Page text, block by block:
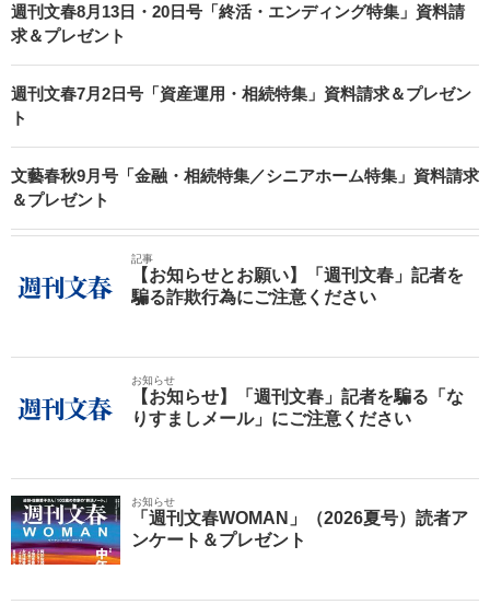
週刊文春8月13日・20日号「終活・エンディング特集」資料請
求＆プレゼント
週刊文春7月2日号「資産運用・相続特集」資料請求＆プレゼン
ト
文藝春秋9月号「金融・相続特集／シニアホーム特集」資料請求
＆プレゼント
記事
【お知らせとお願い】「週刊文春」記者を
騙る詐欺行為にご注意ください
お知らせ
【お知らせ】「週刊文春」記者を騙る「な
りすましメール」にご注意ください
お知らせ
「週刊文春WOMAN」（2026夏号）読者ア
ンケート＆プレゼント